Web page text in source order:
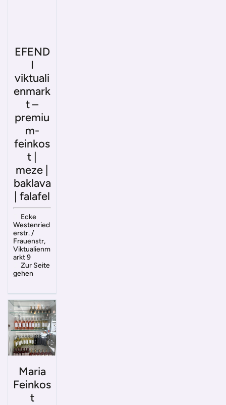
EFEND
I
viktuali
enmark
t –
premiu
m-
feinkos
t |
meze |
baklava
| falafel
Ecke
Westenried
erstr. /
Frauenstr,
Viktualienm
arkt 9
Zur Seite
gehen
Maria
Feinkos
t